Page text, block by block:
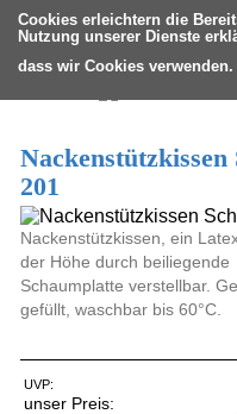
Cookies erleichtern die
Nutzung unserer Dienste
dass wir Cookies verwenden.
201
Nackenstützkissen, ein
der Höhe durch beiliegende
Schaumplatte verstellbar.
gefüllt, waschbar bis 60°C.
UVP:
unser Preis: